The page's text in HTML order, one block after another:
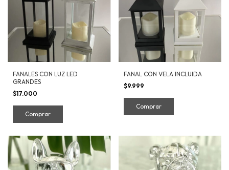
FANALES CON LUZ LED
GRANDES
$17.000
Comprar
FANAL CON VELA INCLUIDA
$9.999
Comprar